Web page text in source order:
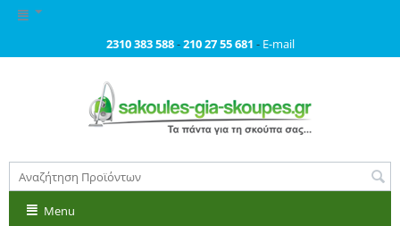
2310 383 588-210 27 55 681 - E-mail
Menu